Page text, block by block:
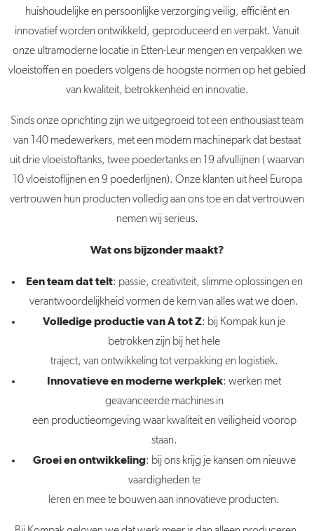
huishoudelijke en persoonlijke verzorging veilig, efficiënt en
innovatief worden ontwikkeld, geproduceerd en verpakt. Vanuit
onze ultramoderne locatie in Etten-Leur mengen en verpakken we
vloeistoffen en poeders volgens de hoogste normen op het gebied
van kwaliteit, betrokkenheid en innovatie.
Sinds onze oprichting zijn we uitgegroeid tot een enthousiast team
van 140 medewerkers, met een modern machinepark dat bestaat
uit drie vloeistoftanks, twee poedertanks en 19 afvullijnen ( waarvan
10 vloeistoflijnen en 9 poederlijnen). Onze klanten uit heel Europa
vertrouwen hun producten volledig aan ons toe en dat vertrouwen
nemen wij serieus.
Wat ons bijzonder maakt?
Een team dat telt: passie, creativiteit, slimme oplossingen en
verantwoordelijkheid vormen de kern van alles wat we doen.
Volledige productie van A tot Z: bij Kompak kun je
betrokken zijn bij het hele
traject, van ontwikkeling tot verpakking en logistiek.
Innovatieve en moderne werkplek: werken met
geavanceerde machines in
een productieomgeving waar kwaliteit en veiligheid voorop
staan.
Groei en ontwikkeling: bij ons krijg je kansen om nieuwe
vaardigheden te
leren en mee te bouwen aan innovatieve producten.